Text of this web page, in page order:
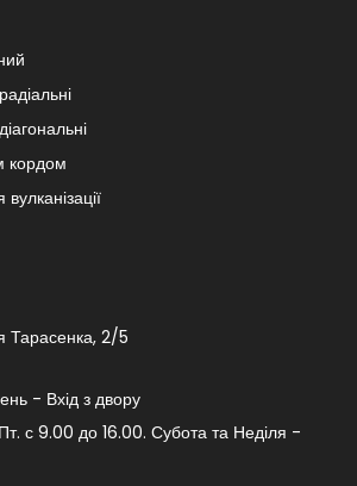
кордом
Тарасенка, 2/5
- Вхід з двору
с 9.00 до 16.00. Субота та Неділя -